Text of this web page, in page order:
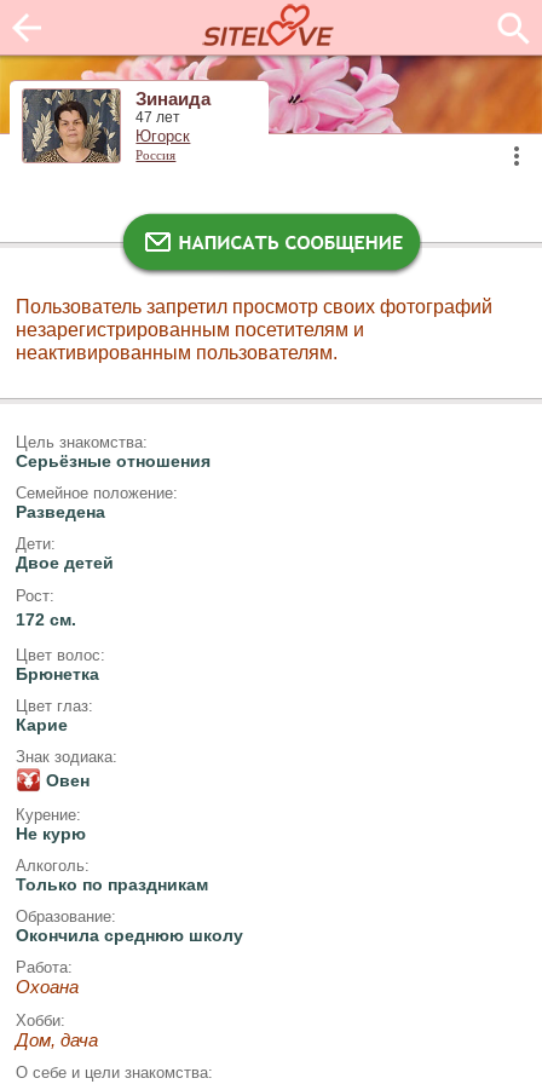
Зинаида
47 лет
Югорск
Россия
Пользователь запретил просмотр своих фотографий
незарегистрированным посетителям и
неактивированным пользователям.
Цель знакомства:
Серьёзные отношения
Семейное положение:
Разведена
Дети:
Двое детей
Рост:
172 см.
Цвет волос:
Брюнетка
Цвет глаз:
Карие
Знак зодиака:
Овен
Курение:
Не курю
Алкоголь:
Только по праздникам
Образование:
Окончила среднюю школу
Работа:
Охоана
Хобби:
Дом, дача
О себе и цели знакомства: